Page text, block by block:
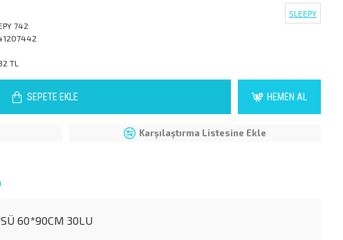
742
TL
SLEEPY
SEPETE EKLE HEMEN AL
Karşılaştırma Listesine Ekle
60*90CM 30LU